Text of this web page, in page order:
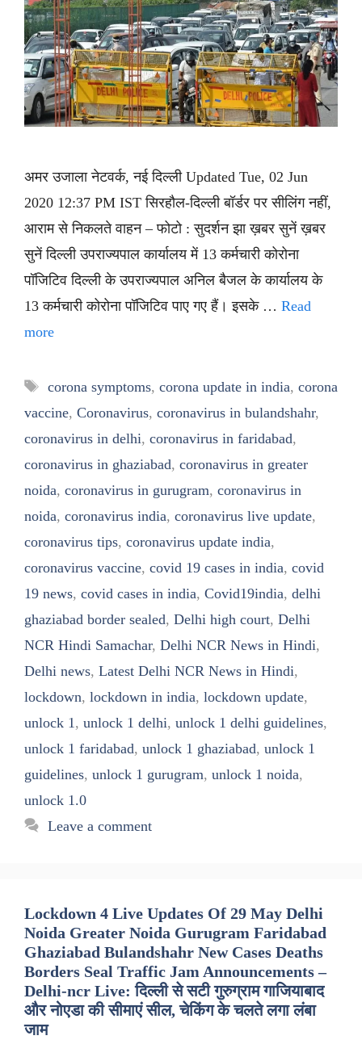
अमर उजाला नेटवर्क, नई दिल्ली Updated Tue, 02 Jun
2020 12:37 PM IST सिरहौल-दिल्ली बॉर्डर पर सीलिंग नहीं,
आराम से निकलते वाहन – फोटो : सुदर्शन झा ख़बर सुनें ख़बर
सुनें दिल्ली उपराज्यपाल कार्यालय में 13 कर्मचारी कोरोना
पॉजिटिव दिल्ली के उपराज्यपाल अनिल बैजल के कार्यालय के
13 कर्मचारी कोरोना पॉजिटिव पाए गए हैं। इसके … Read
more
Tags
corona symptoms, corona update in india, corona
vaccine, Coronavirus, coronavirus in bulandshahr,
coronavirus in delhi, coronavirus in faridabad,
coronavirus in ghaziabad, coronavirus in greater
noida, coronavirus in gurugram, coronavirus in
noida, coronavirus india, coronavirus live update,
coronavirus tips, coronavirus update india,
coronavirus vaccine, covid 19 cases in india, covid
19 news, covid cases in india, Covid19india, delhi
ghaziabad border sealed, Delhi high court, Delhi
NCR Hindi Samachar, Delhi NCR News in Hindi,
Delhi news, Latest Delhi NCR News in Hindi,
lockdown, lockdown in india, lockdown update,
unlock 1, unlock 1 delhi, unlock 1 delhi guidelines,
unlock 1 faridabad, unlock 1 ghaziabad, unlock 1
guidelines, unlock 1 gurugram, unlock 1 noida,
unlock 1.0
Leave a comment
Lockdown 4 Live Updates Of 29 May Delhi
Noida Greater Noida Gurugram Faridabad
Ghaziabad Bulandshahr New Cases Deaths
Borders Seal Traffic Jam Announcements –
Delhi-ncr Live: दिल्ली से सटी गुरुग्राम गाजियाबाद
और नोएडा की सीमाएं सील, चेकिंग के चलते लगा लंबा
जाम